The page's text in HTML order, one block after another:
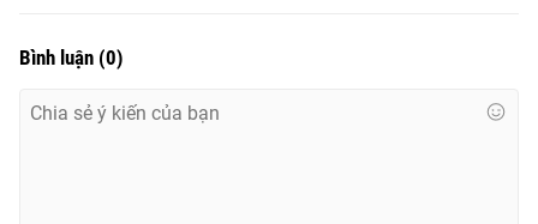
Tổng đài VTV:
Ðiện thoại Thời báo VTV:
Bình luận (0)